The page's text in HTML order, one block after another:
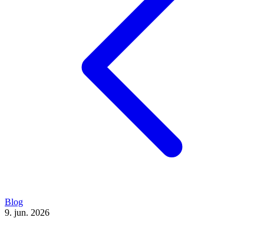
Blog
9. jun. 2026